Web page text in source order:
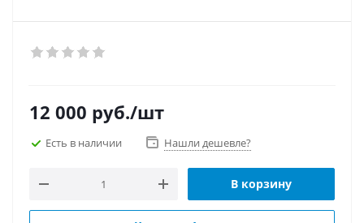
12 000 руб./шт
Есть в наличии Нашли дешевле?
В корзину